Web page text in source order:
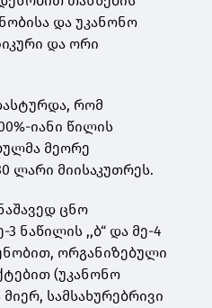
და უკანონო
და ორი
რომ
იანი წილის
მეორე
ლარი მიისაკუთრეს.
ცნო
ნაწილის ,,ბ“ და მე-4
ორგანიზებული
(უკანონო
სამსახურებრივი